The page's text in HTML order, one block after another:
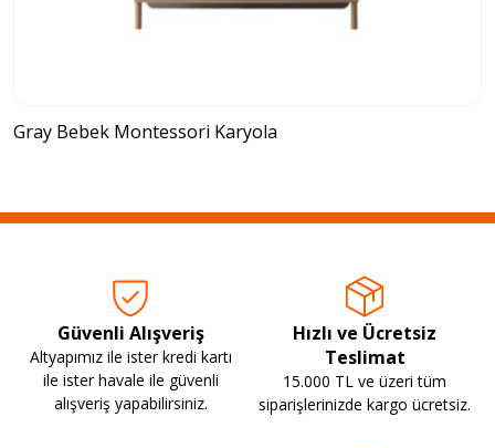
Gray Bebek Montessori Karyola
Güvenli Alışveriş
Altyapımız ile ister kredi kartı
ile ister havale ile güvenli
alışveriş yapabilirsiniz.
Hızlı ve Ücretsiz
Teslimat
15.000 TL ve üzeri tüm
siparişlerinizde kargo ücretsiz.